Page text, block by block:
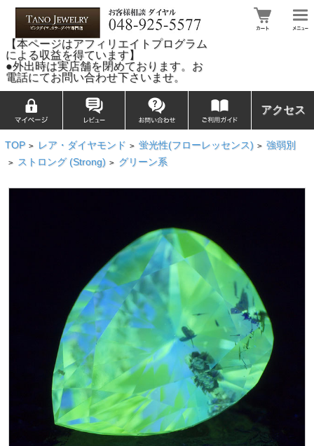
【本ページはアフィリエイトプログラム
による収益を得ています】
●外出時は実店舗を閉めております。お
電話にてお問い合わせ下さいませ。
アクセス
TOP > レア・ダイヤモンド > 蛍光性(フローレッセンス) > 強弱別
> ストロング (Strong) > グリーン系